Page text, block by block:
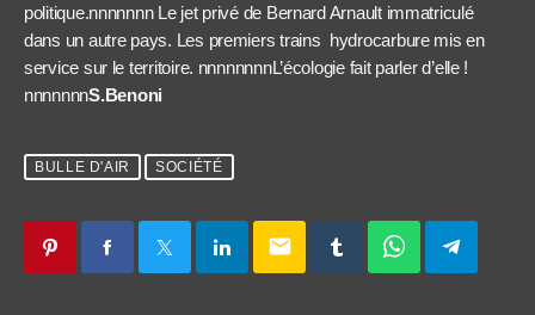
politique.nnnnnnn Le jet privé de Bernard Arnault immatriculé
dans un autre pays. Les premiers trains hydrocarbure mis en
service sur le territoire. nnnnnnnnL’écologie fait parler d’elle !
nnnnnnnS.Benoni
BULLE D'AIR SOCIÉTÉ
email